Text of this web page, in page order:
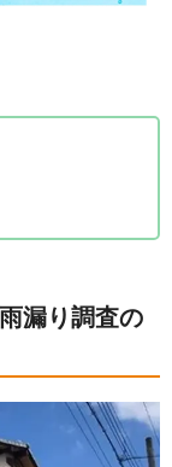
調査のご相談
客様アンケー
例
漏り調査の